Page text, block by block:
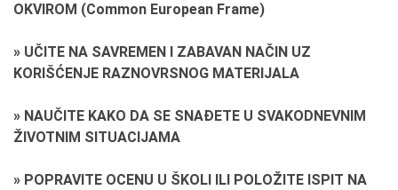
OKVIROM (Common European Frame)
» UČITE NA SAVREMEN I ZABAVAN NAČIN UZ
KORIŠĆENJE RAZNOVRSNOG MATERIJALA
» NAUČITE KAKO DA SE SNAĐETE U SVAKODNEVNIM
ŽIVOTNIM SITUACIJAMA
» POPRAVITE OCENU U ŠKOLI ILI POLOŽITE ISPIT NA